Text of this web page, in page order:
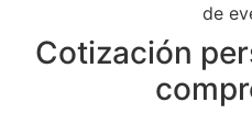
de
Cotización